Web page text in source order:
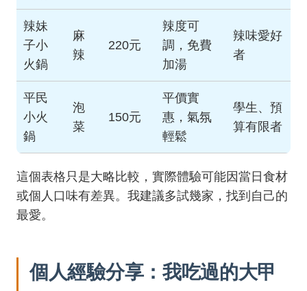
辣妹
子小
火鍋
麻
辣
220元
辣度可
調，免費
加湯
辣味愛好
者
平民
小火
鍋
泡
菜
150元
平價實
惠，氣氛
輕鬆
學生、預
算有限者
這個表格只是大略比較，實際體驗可能因當日食材
或個人口味有差異。我建議多試幾家，找到自己的
最愛。
個人經驗分享：我吃過的大甲